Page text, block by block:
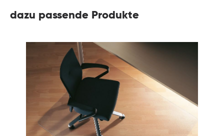
dazu passende Produkte